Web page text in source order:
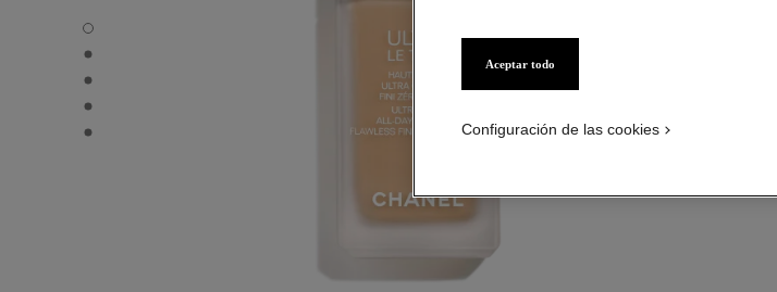
ULTRA LE TEINT FLUIDE - Vista por defecto
ULTRA LE TEINT FLUIDE - Vista alternativa 1
ULTRA LE TEINT FLUIDE - Vista de la textura básica
ULTRA LE TEINT FLUIDE - product.packShot.APPLICATION_VISUAL_1
ULTRA LE TEINT FLUIDE - product.packShot.APPLICATION_VISUAL_2
Aceptar todo
Configuración de las cookies